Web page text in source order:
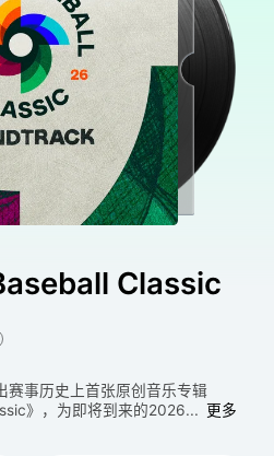
Classic
赛事历史上首张原创音乐专辑
》，为即将到来的2026... 更多